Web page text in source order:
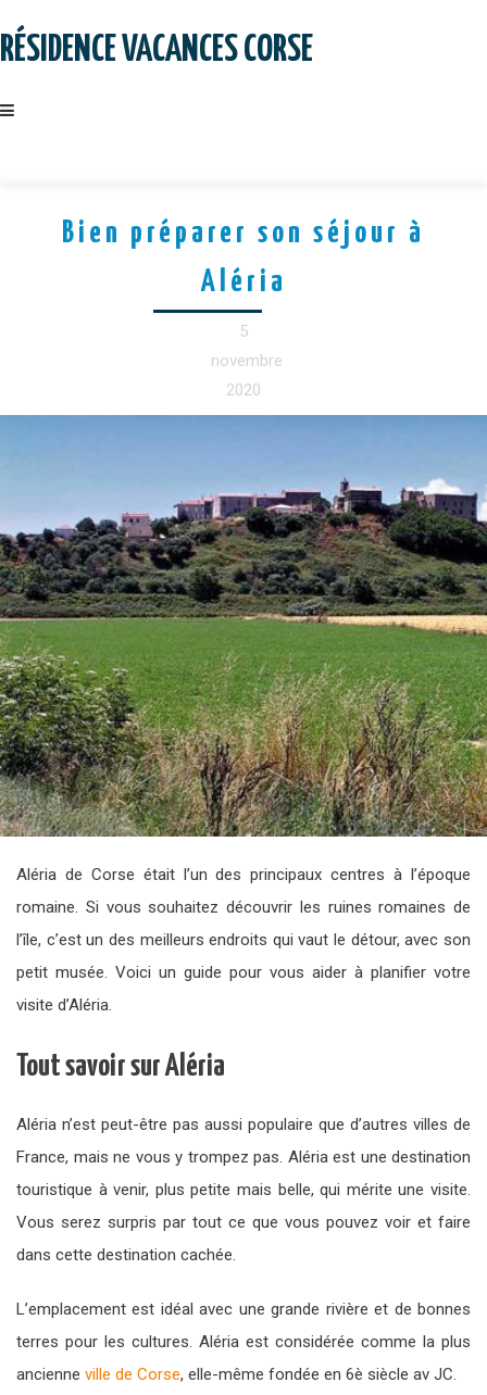
toRÉSIDENCE VACANCES CORSE
Bien préparer son séjour à
Aléria
5
novembre
2020
Aléria de Corse était l’un des principaux centres à l’époque
romaine. Si vous souhaitez découvrir les ruines romaines de
l’île, c’est un des meilleurs endroits qui vaut le détour, avec son
petit musée. Voici un guide pour vous aider à planifier votre
visite d’Aléria.
Tout savoir sur Aléria
Aléria n’est peut-être pas aussi populaire que d’autres villes de
France, mais ne vous y trompez pas. Aléria est une destination
touristique à venir, plus petite mais belle, qui mérite une visite.
Vous serez surpris par tout ce que vous pouvez voir et faire
dans cette destination cachée.
L’emplacement est idéal avec une grande rivière et de bonnes
terres pour les cultures. Aléria est considérée comme la plus
ancienne ville de Corse, elle-même fondée en 6è siècle av JC.